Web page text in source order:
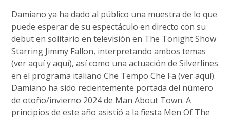
Damiano ya ha dado al público una muestra de lo que
puede esperar de su espectáculo en directo con su
debut en solitario en televisión en The Tonight Show
Starring Jimmy Fallon, interpretando ambos temas
(ver aquí y aquí), así como una actuación de Silverlines
en el programa italiano Che Tempo Che Fa (ver aquí).
Damiano ha sido recientemente portada del número
de otoño/invierno 2024 de Man About Town. A
principios de este año asistió a la fiesta Men Of The